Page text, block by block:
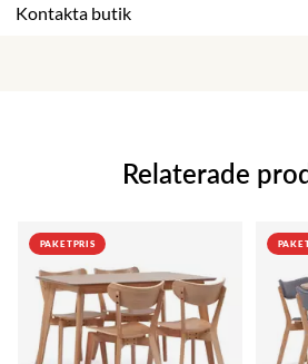
Kontakta butik
Relaterade
PAKETPRIS